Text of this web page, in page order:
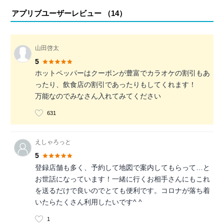
アプリブユーザーレビュー （14）
山田啓太
5
ホットペッパーはクーポンが豊富でカラオケの割引もあ
ったり、飲食店の割引であったりもしてくれます！
万能なのでみなさん入れてみてください
631
えしゃろっと
5
登録店舗も多く、予約して地図で案内してもらって…と
お世話になっています！一緒に行くお相手さんにもこれ
を送るだけで良いのでとても便利です。コロナが落ち着
いたらたくさん利用したいです^ ^
1